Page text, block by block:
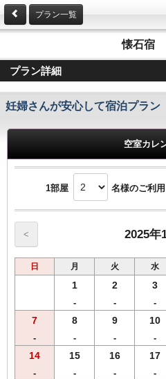
プラン一覧
懐石宿
プラン詳細
妊婦さんが安心して宿泊プラン
空室カレ
1部屋 名様のご利
< 2025年
日 月 火 水
1
-
2
-
3
-
7
-
8
-
9
-
10
-
14
-
15
-
16
-
17
-